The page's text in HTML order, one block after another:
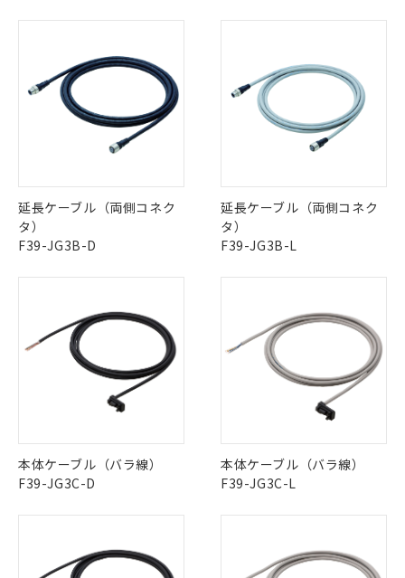
延長ケーブル（両側コネク
タ）
F39-JG3B-D
延長ケーブル（両側コネク
タ）
F39-JG3B-L
本体ケーブル（バラ線）
F39-JG3C-D
本体ケーブル（バラ線）
F39-JG3C-L